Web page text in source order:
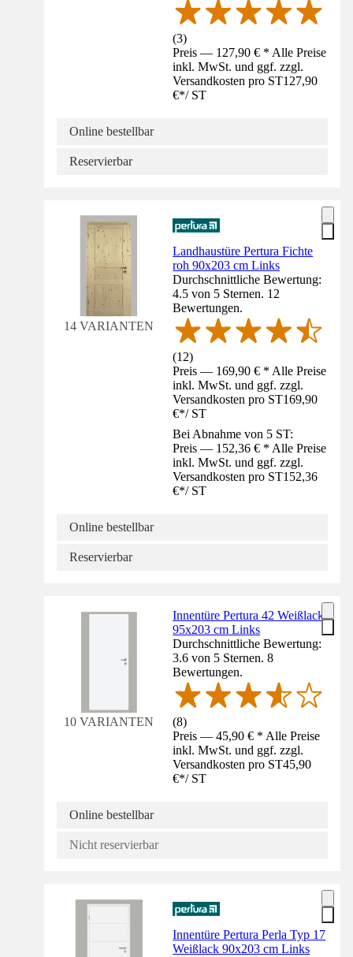
(3)
Preis — 127,90 € * Alle Preise
inkl. MwSt. und ggf. zzgl.
Versandkosten pro ST127,90
€*/ ST
Online bestellbar
Reservierbar
14 VARIANTEN
Landhaustüre Pertura Fichte
roh 90x203 cm Links
Durchschnittliche Bewertung:
4.5 von 5 Sternen. 12
Bewertungen.
(12)
Preis — 169,90 € * Alle Preise
inkl. MwSt. und ggf. zzgl.
Versandkosten pro ST169,90
€*/ ST
Bei Abnahme von 5 ST:
Preis — 152,36 € * Alle Preise
inkl. MwSt. und ggf. zzgl.
Versandkosten pro ST152,36
€*/ ST
Online bestellbar
Reservierbar
10 VARIANTEN
Innentüre Pertura 42 Weißlack
95x203 cm Links
Durchschnittliche Bewertung:
3.6 von 5 Sternen. 8
Bewertungen.
(8)
Preis — 45,90 € * Alle Preise
inkl. MwSt. und ggf. zzgl.
Versandkosten pro ST45,90
€*/ ST
Online bestellbar
Nicht reservierbar
Innentüre Pertura Perla Typ 17
Weißlack 90x203 cm Links